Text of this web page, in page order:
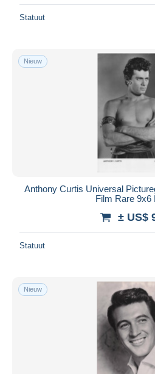
Statuut
Nieuw
Anthony Curtis Universal
Film Rare 9x6
± US$
Statuut
Nieuw